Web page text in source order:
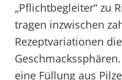
„Pflichtbegleiter“ zu
tragen inzwischen
Rezeptvariationen
eine Füllung aus